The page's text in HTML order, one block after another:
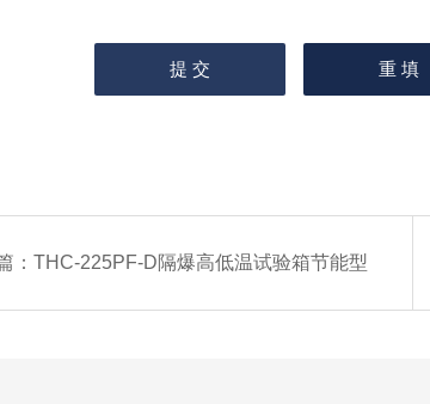
：THC-225PF-D隔爆高低温试验箱节能型